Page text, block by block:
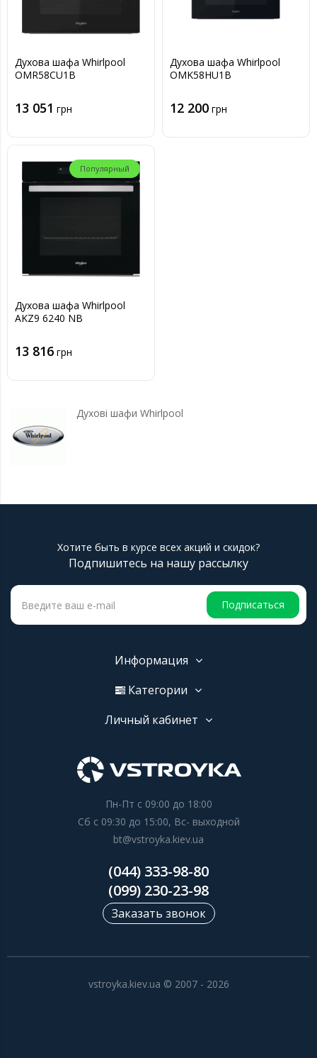
Духова шафа Whirlpool
OMR58CU1B
13 051 грн
Духова шафа Whirlpool
OMK58HU1B
12 200 грн
Популярный
Духова шафа Whirlpool
AKZ9 6240 NB
13 816 грн
Духові шафи Whirlpool
Хотите быть в курсе всех акций и скидок?
Подпишитесь на нашу рассылку
Подписаться
Информация
Категории
Личный кабинет
Пн-Пт с 09:00 до 18:00
Сб с 09:30 до 15:00, Вс- выходной
bt@vstroyka.kiev.ua
(044) 333-98-80
(099) 230-23-98
Заказать звонок
vstroyka.kiev.ua © 2007 - 2026